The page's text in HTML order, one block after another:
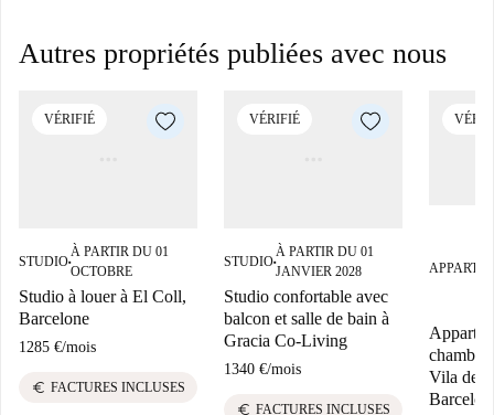
Autres propriétés publiées avec nous
VÉRIFIÉ
STUDIO■
À PARTIR DU 01
OCTOBRE
Studio à louer à El Coll,
Barcelone
1285 €/mois
euro FACTURES INCLUSES
VÉRIFIÉ
STUDIO■
À PARTIR DU 01
JANVIER 2028
Studio confortable avec
balcon et salle de bain à
Gracia Co-Living
1340 €/mois
euro FACTURES INCLUSES
Vila de